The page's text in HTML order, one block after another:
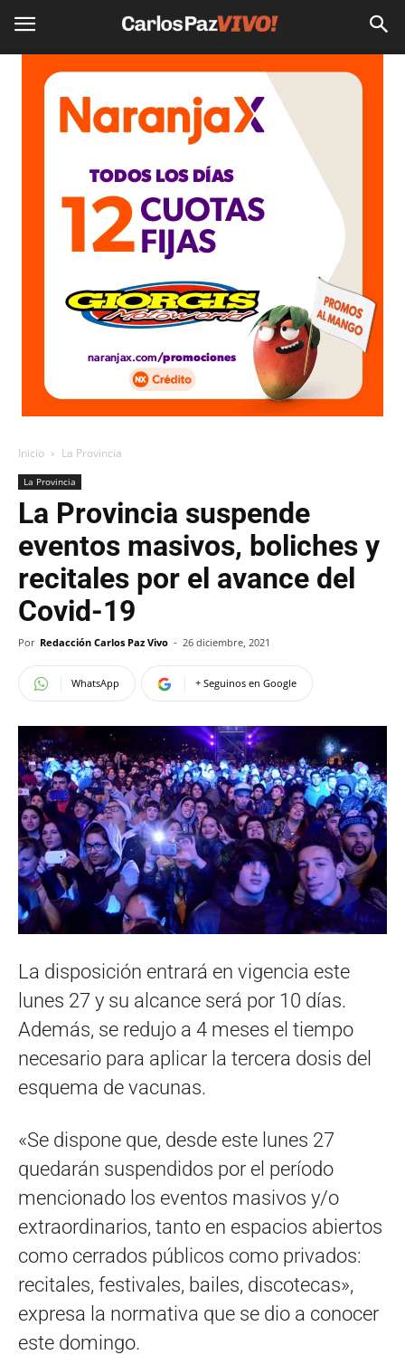
Inicio La Provincia
La Provincia
La Provincia suspende
eventos masivos, boliches y
recitales por el avance del
Covid-19
Por Redacción Carlos Paz Vivo - 26 diciembre, 2021
WhatsApp + Seguinos en Google
La disposición entrará en vigencia este
lunes 27 y su alcance será por 10 días.
Además, se redujo a 4 meses el tiempo
necesario para aplicar la tercera dosis del
esquema de vacunas.
«Se dispone que, desde este lunes 27
quedarán suspendidos por el período
mencionado los eventos masivos y/o
extraordinarios, tanto en espacios abiertos
como cerrados públicos como privados:
recitales, festivales, bailes, discotecas»,
expresa la normativa que se dio a conocer
este domingo.